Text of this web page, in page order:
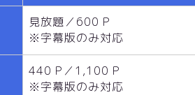
見放題／600 P
※字幕版のみ対応
440 P／1,100 P
※字幕版のみ対応